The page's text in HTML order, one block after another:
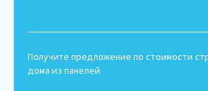
Получите предложение по стоимости
дома из панелей